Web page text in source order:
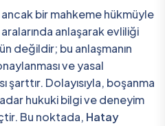
bir mahkeme hükmüyle
anlaşarak evliliği
değildir; bu anlaşmanın
ve yasal
Dolayısıyla, boşanma
hukuki bilgi ve deneyim
Bu noktada, Hatay